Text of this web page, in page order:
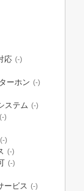
応 (-)
ーホン (-)
ステム (-)
(-)
(-)
(-)
(-)
ービス (-)